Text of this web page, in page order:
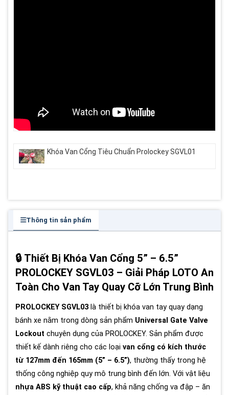
Khóa Van Cổng Tiêu Chuẩn Prolockey SGVL01
Thông tin sản phẩm
🔒 Thiết Bị Khóa Van Cổng 5” – 6.5”
PROLOCKEY SGVL03 – Giải Pháp LOTO An
Toàn Cho Van Tay Quay Cỡ Lớn Trung Bình
PROLOCKEY SGVL03 là thiết bị khóa van tay quay dạng
bánh xe nằm trong dòng sản phẩm Universal Gate Valve
Lockout chuyên dụng của PROLOCKEY. Sản phẩm được
thiết kế dành riêng cho các loại van cổng có kích thước
từ 127mm đến 165mm (5” – 6.5”), thường thấy trong hệ
thống công nghiệp quy mô trung bình đến lớn. Với vật liệu
nhựa ABS kỹ thuật cao cấp, khả năng chống va đập – ăn